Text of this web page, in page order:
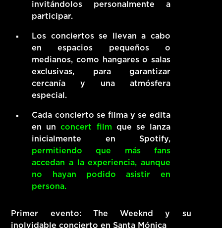
invitándolos personalmente a
participar.
Los conciertos se llevan a cabo
en espacios pequeños o
medianos, como hangares o salas
exclusivas, para garantizar
cercanía y una atmósfera
especial.
Cada concierto se filma y se edita
en unconcert film que se lanza
inicialmente en Spotify,
permitiendo que más fans
accedan a la experiencia, aunque
no hayan podido asistir en
persona.
Primer evento: The Weeknd y su
inolvidable concierto en Santa Mónica